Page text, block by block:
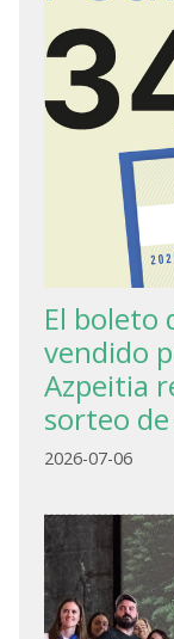
El boleto
vendido
Azpeitia
sorteo
2026-07-06